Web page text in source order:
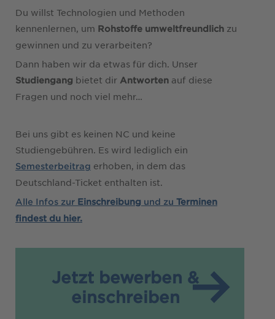
Du willst Technologien und Methoden
kennenlernen, um Rohstoffe umweltfreundlich zu
gewinnen und zu verarbeiten?
Dann haben wir da etwas für dich. Unser
Studiengang bietet dir Antworten auf diese
Fragen und noch viel mehr…
Bei uns gibt es keinen NC und keine
Studiengebühren. Es wird lediglich ein
Semesterbeitrag erhoben, in dem das
Deutschland-Ticket enthalten ist.
Alle Infos zur Einschreibung und zu Terminen
findest du hier.
Jetzt bewerben &
einschreiben